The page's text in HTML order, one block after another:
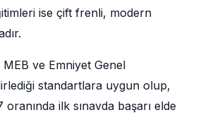
ise çift frenli, modern
MEB ve Emniyet Genel
standartlara uygun olup,
ilk sınavda başarı elde